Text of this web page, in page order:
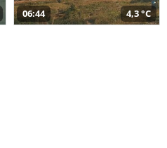
06:44 4,3 °C